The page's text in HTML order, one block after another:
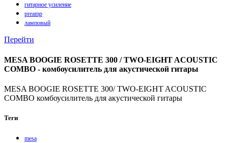
гитарное усиление
preamp
ламповый
Перейти
MESA BOOGIE ROSETTE 300 / TWO-EIGHT ACOUSTIC
COMBO - комбоусилитель для акустической гитары
MESA BOOGIE ROSETTE 300/ TWO-EIGHT ACOUSTIC
COMBO комбоусилитель для акустической гитары
Теги
mesa